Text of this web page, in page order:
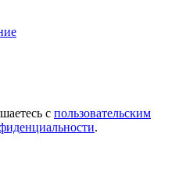
с пользовательским
.